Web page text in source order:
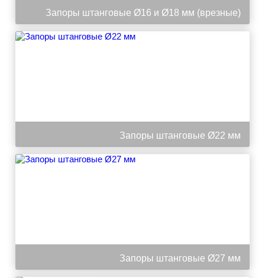
Запоры штанговые Ø16 и Ø18 мм (врезные)
Запоры штанговые Ø22 мм
Запоры штанговые Ø27 мм